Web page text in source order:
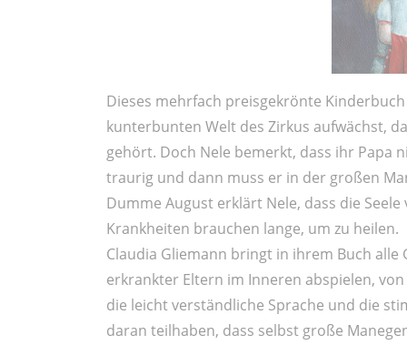
Dieses mehrfach preisgekrönte
kunterbunten Welt des Zirkus aufwächst,
gehört. Doch Nele bemerkt, dass ihr Papa
traurig und dann muss er in der großen
Dumme August erklärt Nele, dass die
Krankheiten brauchen lange, um zu heilen.
Claudia Gliemann bringt in ihrem Buch alle
erkrankter Eltern im Inneren abspielen,
die leicht verständliche Sprache und die
daran teilhaben, dass selbst große